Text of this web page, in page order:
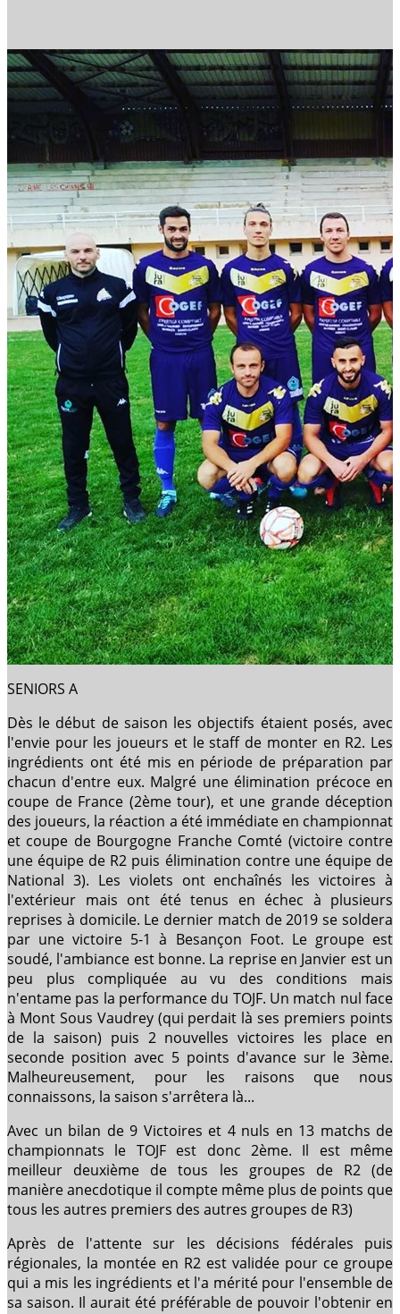
SENIORS A
Dès le début de saison les objectifs étaient posés, avec
l'envie pour les joueurs et le staff de monter en R2. Les
ingrédients ont été mis en période de préparation par
chacun d'entre eux. Malgré une élimination précoce en
coupe de France (2ème tour), et une grande déception
des joueurs, la réaction a été immédiate en championnat
et coupe de Bourgogne Franche Comté (victoire contre
une équipe de R2 puis élimination contre une équipe de
National 3). Les violets ont enchaînés les victoires à
l'extérieur mais ont été tenus en échec à plusieurs
reprises à domicile. Le dernier match de 2019 se soldera
par une victoire 5-1 à Besançon Foot. Le groupe est
soudé, l'ambiance est bonne. La reprise en Janvier est un
peu plus compliquée au vu des conditions mais
n'entame pas la performance du TOJF. Un match nul face
à Mont Sous Vaudrey (qui perdait là ses premiers points
de la saison) puis 2 nouvelles victoires les place en
seconde position avec 5 points d'avance sur le 3ème.
Malheureusement, pour les raisons que nous
connaissons, la saison s'arrêtera là...
Avec un bilan de 9 Victoires et 4 nuls en 13 matchs de
championnats le TOJF est donc 2ème. Il est même
meilleur deuxième de tous les groupes de R2 (de
manière anecdotique il compte même plus de points que
tous les autres premiers des autres groupes de R3)
Après de l'attente sur les décisions fédérales puis
régionales, la montée en R2 est validée pour ce groupe
qui a mis les ingrédients et l'a mérité pour l'ensemble de
sa saison. Il aurait été préférable de pouvoir l'obtenir en